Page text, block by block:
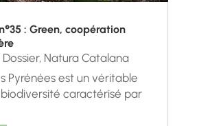
: Green, coopération
Dossier, Natura Catalana
Pyrénées est un véritable
caractérisé par